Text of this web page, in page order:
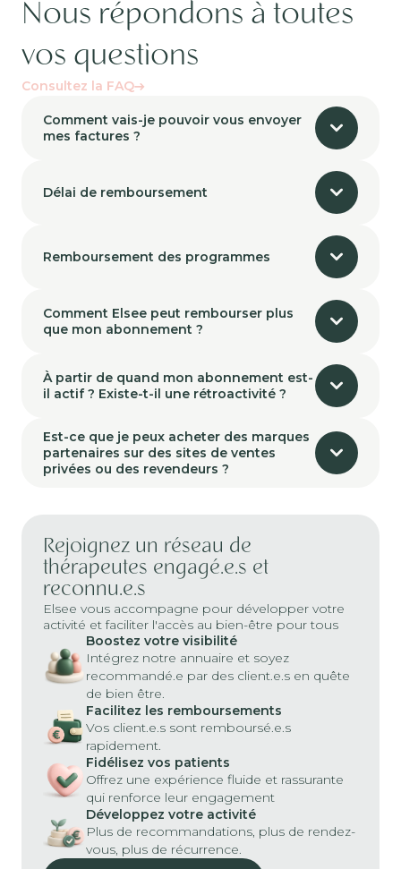
Nous répondons à toutes
vos questions
Consultez la FAQ
Comment vais-je pouvoir vous envoyer
mes factures ?
Délai de remboursement
Remboursement des programmes
Comment Elsee peut rembourser plus
que mon abonnement ?
À partir de quand mon abonnement est-
il actif ? Existe-t-il une rétroactivité ?
Est-ce que je peux acheter des marques
partenaires sur des sites de ventes
privées ou des revendeurs ?
Rejoignez un réseau de
thérapeutes engagé.e.s et
reconnu.e.s
Elsee vous accompagne pour développer votre
activité et faciliter l'accès au bien-être pour tous
Boostez votre visibilité
Intégrez notre annuaire et soyez
recommandé.e par des client.e.s en quête
de bien être.
Facilitez les remboursements
Vos client.e.s sont remboursé.e.s
rapidement.
Fidélisez vos patients
Offrez une expérience fluide et rassurante
qui renforce leur engagement
Développez votre activité
Plus de recommandations, plus de rendez-
vous, plus de récurrence.